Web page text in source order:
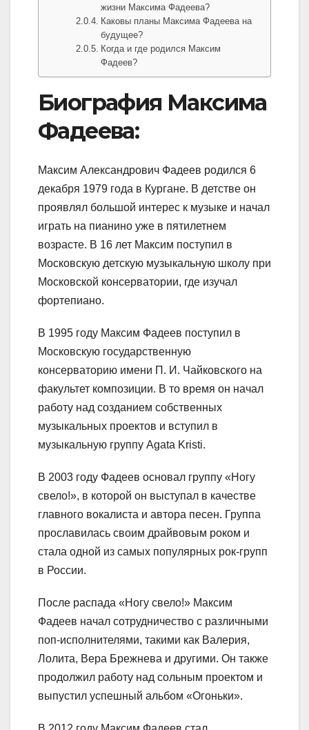
жизни Максима Фадеева?
Каковы планы Максима Фадеева на
будущее?
Когда и где родился Максим
Фадеев?
Биография Максима
Фадеева:
Максим Александрович Фадеев родился 6
декабря 1979 года в Кургане. В детстве он
проявлял большой интерес к музыке и начал
играть на пианино уже в пятилетнем
возрасте. В 16 лет Максим поступил в
Московскую детскую музыкальную школу при
Московской консерватории, где изучал
фортепиано.
В 1995 году Максим Фадеев поступил в
Московскую государственную
консерваторию имени П. И. Чайковского на
факультет композиции. В то время он начал
работу над созданием собственных
музыкальных проектов и вступил в
музыкальную группу Agata Kristi.
В 2003 году Фадеев основал группу «Ногу
свело!», в которой он выступал в качестве
главного вокалиста и автора песен. Группа
прославилась своим драйвовым роком и
стала одной из самых популярных рок-групп
в России.
После распада «Ногу свело!» Максим
Фадеев начал сотрудничество с различными
поп-исполнителями, такими как Валерия,
Лолита, Вера Брежнева и другими. Он также
продолжил работу над сольным проектом и
выпустил успешный альбом «Огоньки».